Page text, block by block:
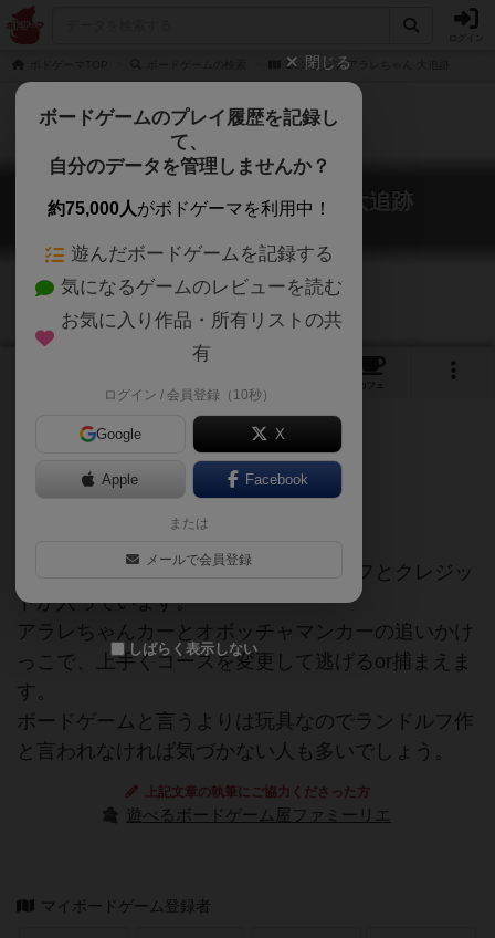
Dr.スランプ アラレちゃん 大追跡
Dr.スランプ アラレちゃん 大追跡
Dr. Slump Ararechan Daitsuiseki
カフェ
アレックス・ランドルフ作！
箱にしっかりとアレックス・ランドルフとクレジッ
トが入っています。
アラレちゃんカーとオボッチャマンカーの追いかけ
っこで、上手くコースを変更して逃げるor捕まえま
す。
ボードゲームと言うよりは玩具なのでランドルフ作
と言われなければ気づかない人も多いでしょう。
上記文章の執筆にご協力くださった方
遊べるボードゲーム屋ファミーリエ
マイボードゲーム登録者
閉じる
ボードゲームのプレイ履歴を記録し
て、
自分のデータを管理しませんか？
約75,000人がボドゲーマを利用中！
遊んだボードゲームを記録する
気になるゲームのレビューを読む
お気に入り作品・所有リストの共
有
ログイン / 会員登録（10秒）
Google X
Apple Facebook
または
メールで会員登録
しばらく表示しない